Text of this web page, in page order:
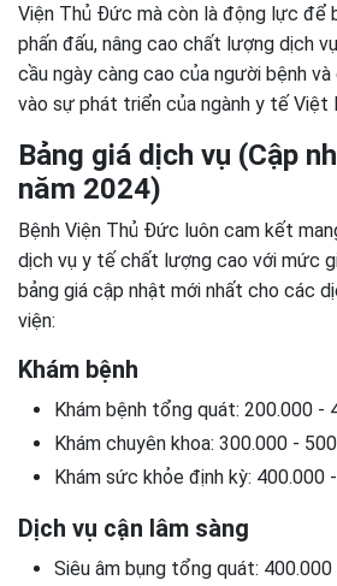
Viện Thủ Đức mà còn là động lực để
phấn đấu, nâng cao chất lượng dịch
cầu ngày càng cao của người bệnh
vào sự phát triển của ngành y tế Việt
Bảng giá dịch vụ (Cập
năm 2024)
Bệnh Viện Thủ Đức luôn cam kết
dịch vụ y tế chất lượng cao với mức
bảng giá cập nhật mới nhất cho các
viện:
Khám bệnh
Khám bệnh tổng quát: 200.000 -
Khám chuyên khoa: 300.000 -
Khám sức khỏe định kỳ: 400.000
Dịch vụ cận lâm sàng
Siêu âm bụng tổng quát: